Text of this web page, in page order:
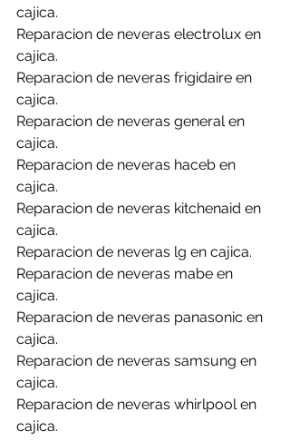
cajica.
Reparacion de neveras electrolux en
cajica.
Reparacion de neveras frigidaire en
cajica.
Reparacion de neveras general en
cajica.
Reparacion de neveras haceb en
cajica.
Reparacion de neveras kitchenaid en
cajica.
Reparacion de neveras lg en cajica.
Reparacion de neveras mabe en
cajica.
Reparacion de neveras panasonic en
cajica.
Reparacion de neveras samsung en
cajica.
Reparacion de neveras whirlpool en
cajica.